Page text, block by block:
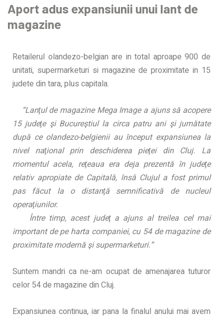
Aport adus expansiunii unui lant de
magazine
Retailerul olandezo-belgian are in total aproape 900 de
unitati, supermarketuri si magazine de proximitate in 15
judete din tara, plus capitala.
“Lanţul de magazine Mega Image a ajuns să acopere
15 judeţe şi Bucureştiul la circa patru ani şi jumătate
după ce olandezo-belgienii au început expansiunea la
nivel naţional prin deschiderea pieţei din Cluj. La
momentul acela, reţeaua era deja prezentă în judeţe
relativ apropiate de Capitală, însă Clujul a fost primul
pas făcut la o distanţă semnificativă de nucleul
operaţiunilor.
Între timp, acest judeţ a ajuns al treilea cel mai
important de pe harta companiei, cu 54 de magazine de
proximitate modernă şi supermarketuri.”
Suntem mandri ca ne-am ocupat de amenajarea tuturor
celor 54 de magazine din Cluj.
Expansiunea continua, iar pana la finalul anului mai avem